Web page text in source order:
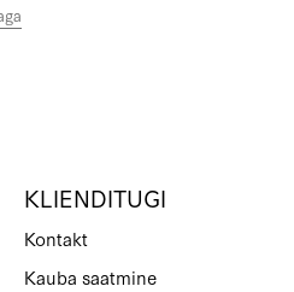
KLIENDITUGI
Kontakt
Kauba saatmine